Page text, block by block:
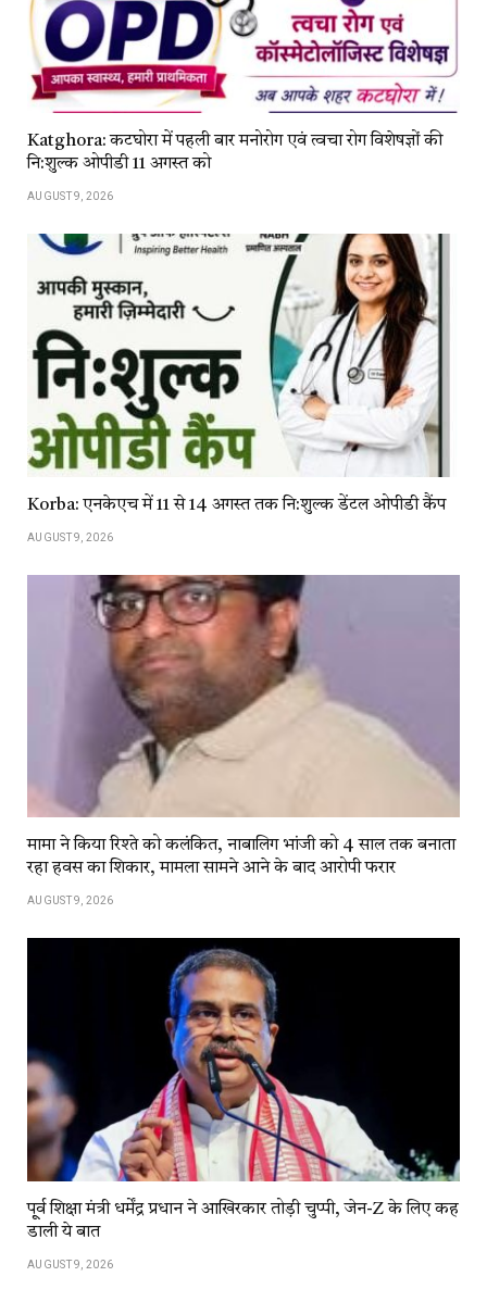
Katghora: कटघोरा में पहली बार मनोरोग एवं त्वचा रोग विशेषज्ञों की
नि:शुल्क ओपीडी 11 अगस्त को
AUGUST 9, 2026
Korba: एनकेएच में 11 से 14 अगस्त तक नि:शुल्क डेंटल ओपीडी कैंप
AUGUST 9, 2026
मामा ने किया रिश्ते को कलंकित, नाबालिग भांजी को 4 साल तक बनाता
रहा हवस का शिकार, मामला सामने आने के बाद आरोपी फरार
AUGUST 9, 2026
पू्र्व शिक्षा मंत्री धर्मेंद्र प्रधान ने आखिरकार तोड़ी चुप्पी, जेन-Z के लिए कह
डाली ये बात
AUGUST 9, 2026